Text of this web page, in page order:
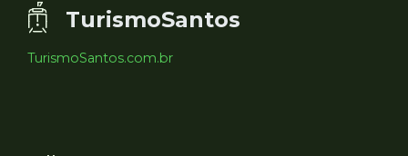
TurismoSantos
TurismoSantos.com.br